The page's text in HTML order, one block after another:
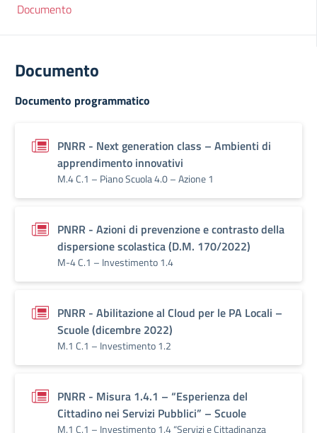
Documento
Documento
Documento programmatico
PNRR - Next generation class – Ambienti di
apprendimento innovativi
M.4 C.1 – Piano Scuola 4.0 – Azione 1
PNRR - Azioni di prevenzione e contrasto della
dispersione scolastica (D.M. 170/2022)
M-4 C.1 – Investimento 1.4
PNRR - Abilitazione al Cloud per le PA Locali –
Scuole (dicembre 2022)
M.1 C.1 – Investimento 1.2
PNRR - Misura 1.4.1 – “Esperienza del
Cittadino nei Servizi Pubblici” – Scuole
M.1 C.1 – Investimento 1.4 “Servizi e Cittadinanza